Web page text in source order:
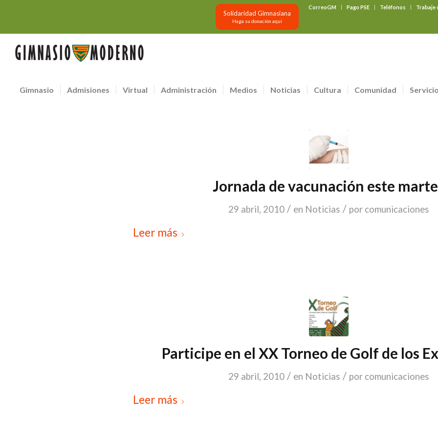
CorreoGM Pago PSE Teléfonos Trabaje
Solidaridad Gimnasiana
Haga su donación aquí
Gimnasio Admisiones Virtual Administración Medios Noticias Cultura Comunidad
Jornada de vacunación este
29 abril, 2010 / en Noticias / por comunicaciones
Leer más
Participe en el XX Torneo de Golf de los
29 abril, 2010 / en Noticias / por comunicaciones
Leer más